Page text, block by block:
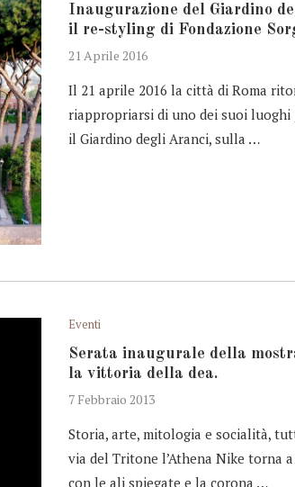
Inaugurazione del Giardino
il re-styling di Fondazione
21 Aprile 2016
Il 21 aprile 2016 la città di Roma
riappropriarsi di uno dei suoi luoghi
il Giardino degli Aranci, sulla …
Eventi
Serata inaugurale della
la vittoria della dea.
7 Febbraio 2013
Storia, arte, mitologia e socialità,
via del Tritone l’Athena Nike torna
con le ali spiegate e la corona …